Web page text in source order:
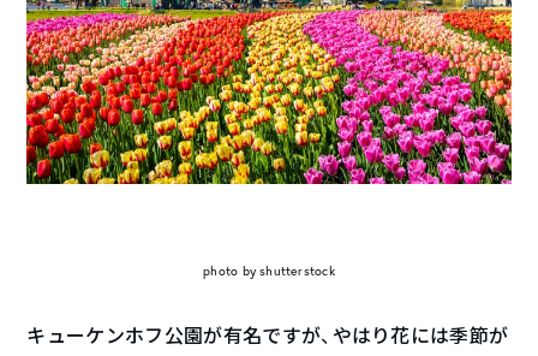
photo by shutterstock
キューケンホフ公園が有名ですが、やはり花には季節が